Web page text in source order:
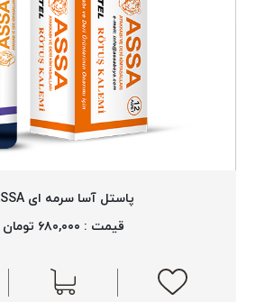
پاستل آسا سرمه ای ASSA
قیمت : ۶۸۰,۰۰۰ تومان